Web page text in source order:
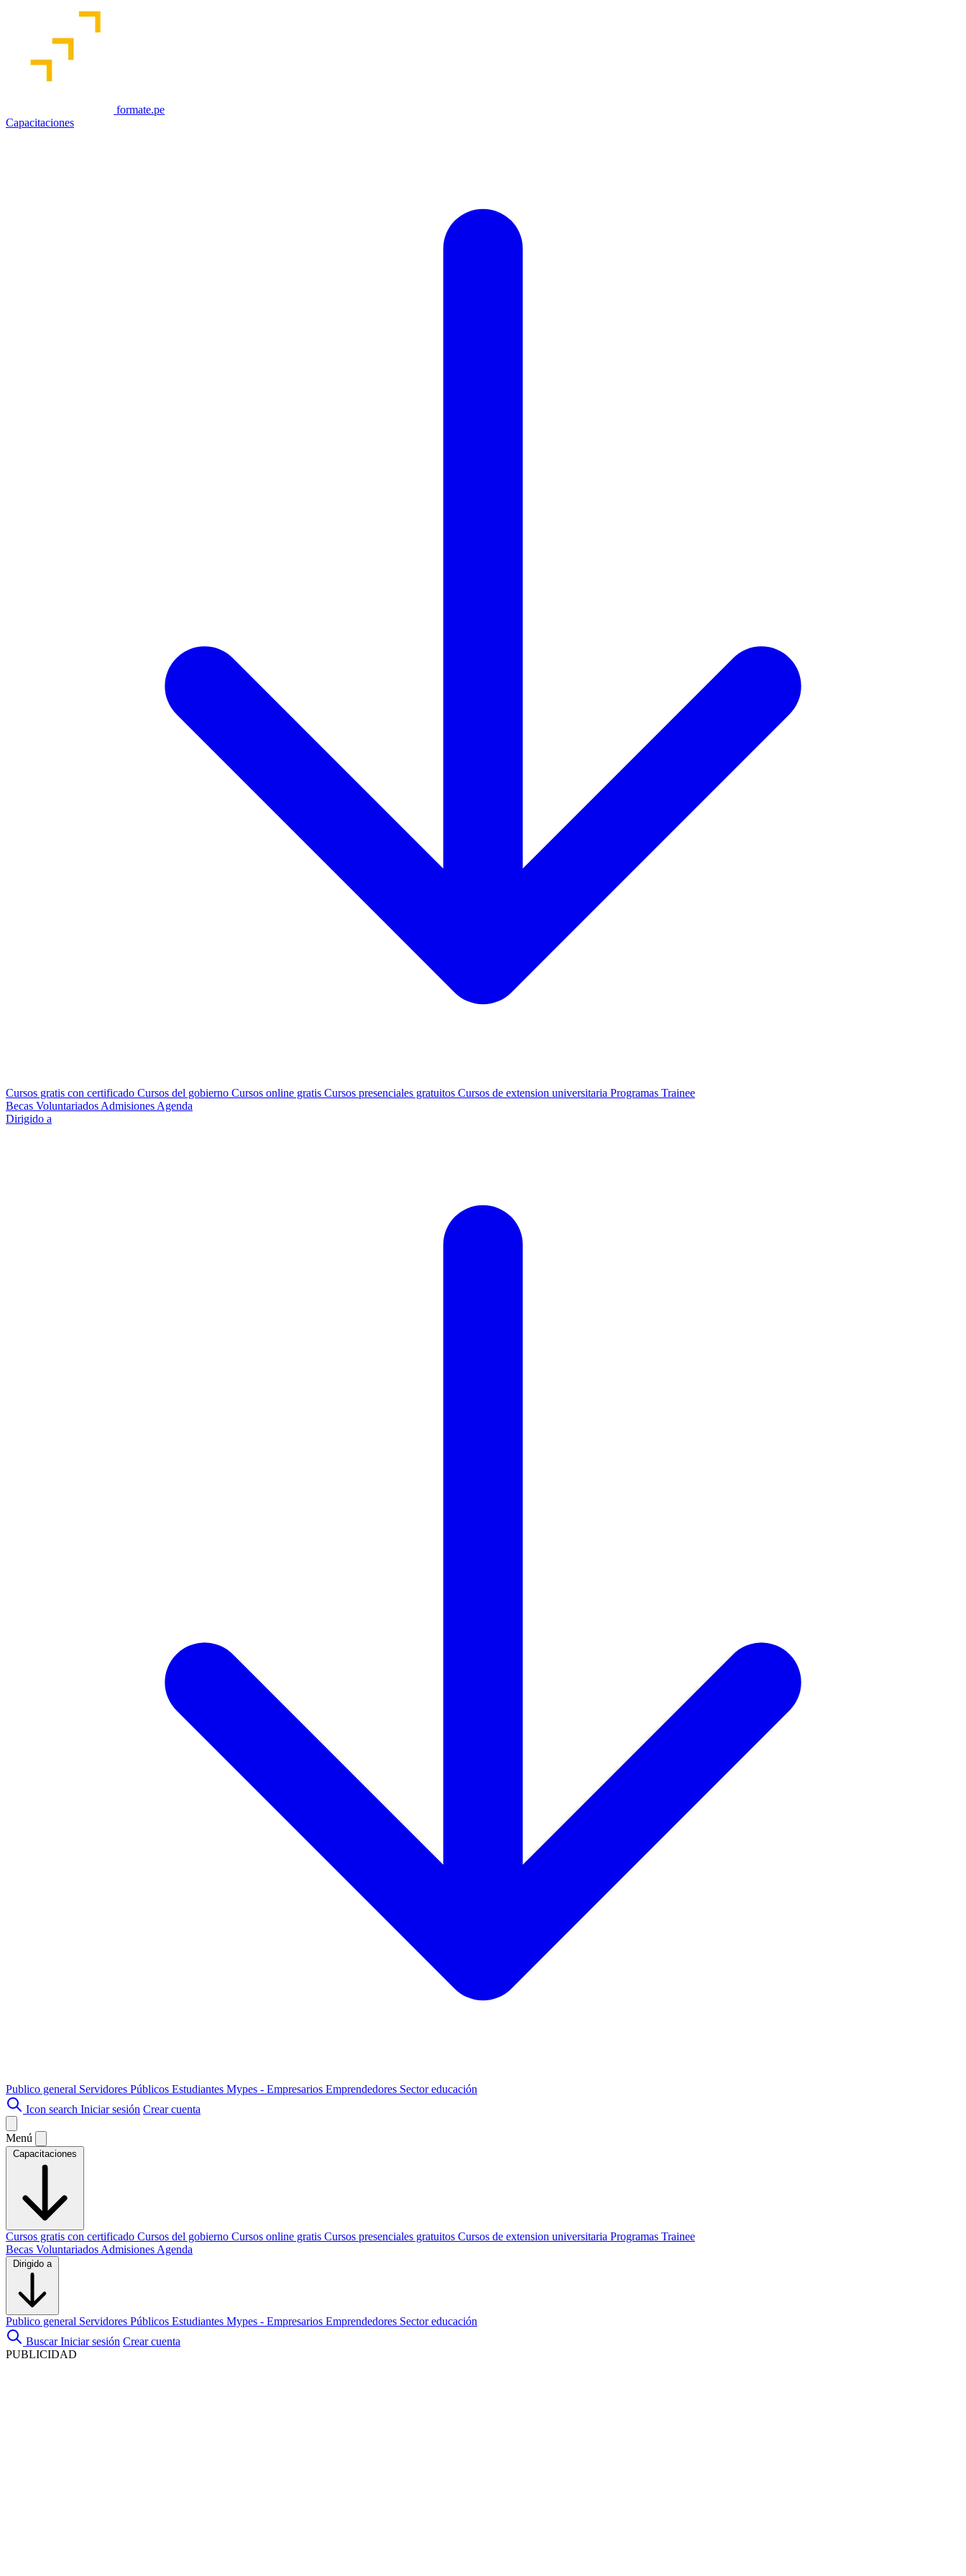
formate.pe
Capacitaciones
Cursos gratis con certificado Cursos del gobierno Cursos online gratis Cursos presenciales gratuitos Cursos de extension universitaria Programas Trainee
Becas Voluntariados Admisiones Agenda
Dirigido a
Publico general Servidores Públicos Estudiantes Mypes - Empresarios Emprendedores Sector educación
Icon search Iniciar sesión Crear cuenta
Menú
Capacitaciones
Cursos gratis con certificado Cursos del gobierno Cursos online gratis Cursos presenciales gratuitos Cursos de extension universitaria Programas Trainee
Becas Voluntariados Admisiones Agenda
Dirigido a
Publico general Servidores Públicos Estudiantes Mypes - Empresarios Emprendedores Sector educación
Buscar Iniciar sesión Crear cuenta
PUBLICIDAD